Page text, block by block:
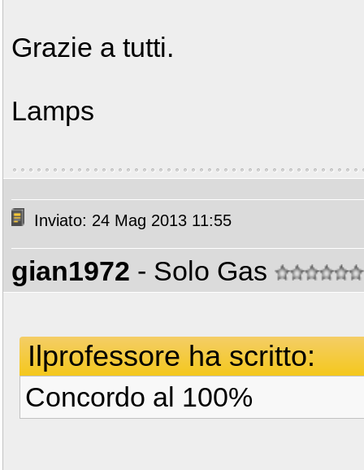
Grazie a tutti.
Lamps
Inviato: 24 Mag 2013 11:55
gian1972 - Solo Gas
Ilprofessore ha scritto:
Concordo al 100%